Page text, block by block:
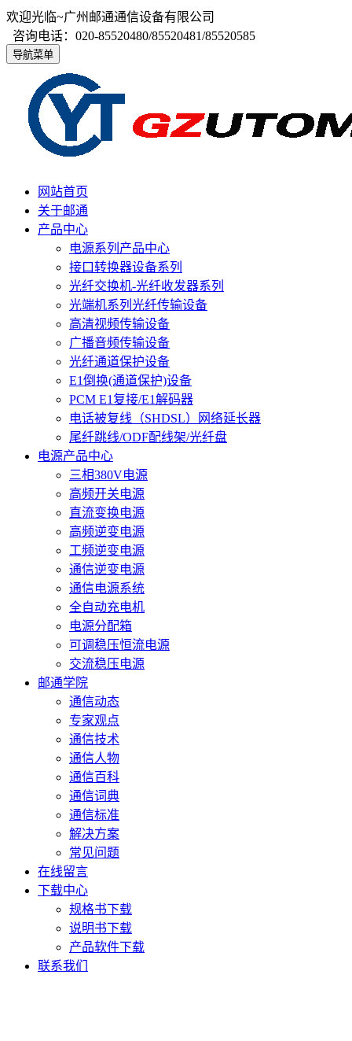
欢迎光临~广州邮通通信设备有限公司
咨询电话：020-85520480/85520481/85520585
导航菜单
网站首页
关于邮通
产品中心
电源系列产品中心
接口转换器设备系列
光纤交换机-光纤收发器系列
光端机系列光纤传输设备
高清视频传输设备
广播音频传输设备
光纤通道保护设备
E1倒换(通道保护)设备
PCM E1复接/E1解码器
电话被复线（SHDSL）网络延长器
尾纤跳线/ODF配线架/光纤盘
电源产品中心
三相380V电源
高频开关电源
直流变换电源
高频逆变电源
工频逆变电源
通信逆变电源
通信电源系统
全自动充电机
电源分配箱
可调稳压恒流电源
交流稳压电源
邮通学院
通信动态
专家观点
通信技术
通信人物
通信百科
通信词典
通信标准
解决方案
常见问题
在线留言
下载中心
规格书下载
说明书下载
产品软件下载
联系我们